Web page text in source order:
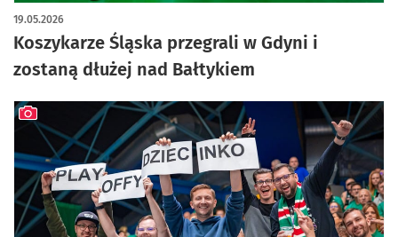
Koszykarze Śląska przegrali w Gdyni i
zostaną dłużej nad Bałtykiem
19.05.2026